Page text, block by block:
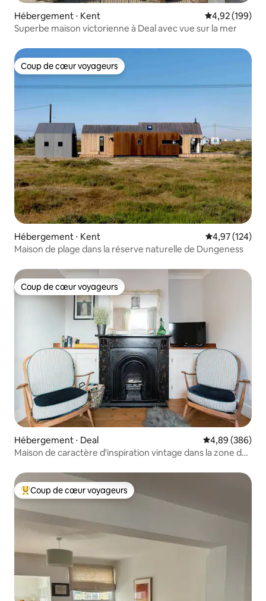
Hébergement ⋅ Kent Évaluation
4,92 (199)
Superbe maison victorienne à Deal avec vue sur la mer
Coup de cœur voyageurs
Coup de cœur voyageurs
Hébergement ⋅ Kent Évaluation
4,97 (124)
Maison de plage dans la réserve naturelle de Dungeness
Coup de cœur voyageurs
Coup de cœur voyageurs
Hébergement ⋅ Deal Évaluation
4,89 (386)
Maison de caractère d'inspiration vintage dans la zone de
Coups de cœur voyageurs les plus appréciés
Coup de cœur voyageurs